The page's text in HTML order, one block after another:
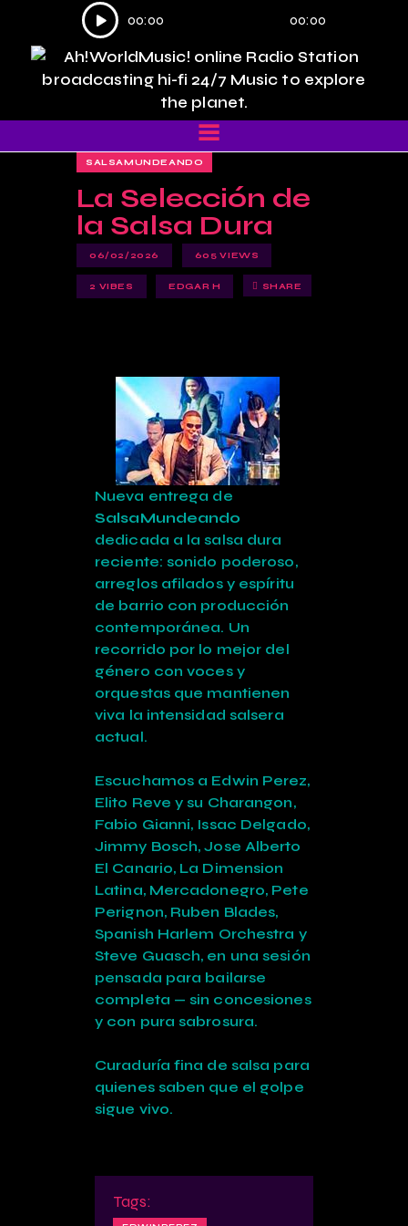
Reproductor
de
audio
00:00 00:00
SALSAMUNDEANDO
La Selección de
la Salsa Dura
06/02/2026 605 VIEWS
2 VIBES EDGAR H SHARE
Nueva entrega de
SalsaMundeando
dedicada a la salsa dura
reciente: sonido poderoso,
arreglos afilados y espíritu
de barrio con producción
contemporánea. Un
recorrido por lo mejor del
género con voces y
orquestas que mantienen
viva la intensidad salsera
actual.
Escuchamos a Edwin Perez,
Elito Reve y su Charangon,
Fabio Gianni, Issac Delgado,
Jimmy Bosch, Jose Alberto
El Canario, La Dimension
Latina, Mercadonegro, Pete
Perignon, Ruben Blades,
Spanish Harlem Orchestra y
Steve Guasch, en una sesión
pensada para bailarse
completa — sin concesiones
y con pura sabrosura.
Curaduría fina de salsa para
quienes saben que el golpe
sigue vivo.
Tags: